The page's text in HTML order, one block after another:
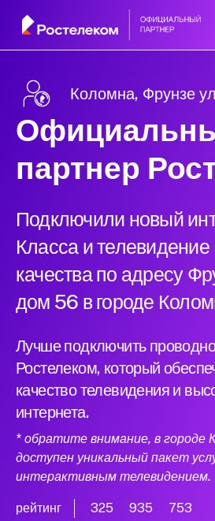
Коломна, Фрунзе
партнер
Подключили новый
Класса и
качества по адресу
дом 56 в городе
Лучше подключить
Ростелеком, который
качество телевидения и
интернета.
* обратите внимание, в городе
доступен уникальный пакет
интерактивным телевидением.
рейтинг 325 935 753